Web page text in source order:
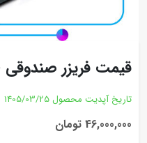
قیمت فریزر صندوقی 100 لیتری
تاریخ آپدیت محصول 1405/03/25
46,000,000 تومان